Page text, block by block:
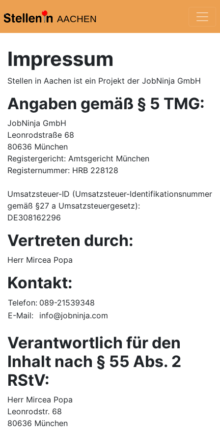
AACHEN
Impressum
Stellen in Aachen ist ein Projekt der JobNinja GmbH
Angaben gemäß § 5 TMG:
JobNinja GmbH
Leonrodstraße 68
80636 München
Registergericht: Amtsgericht München
Registernummer: HRB 228128
Umsatzsteuer-ID (Umsatzsteuer-Identifikationsnummer
gemäß §27 a Umsatzsteuergesetz):
DE308162296
Vertreten durch:
Herr Mircea Popa
Kontakt:
Telefon: 089-21539348
E-Mail:
info@jobninja.com
Verantwortlich für den
Inhalt nach § 55 Abs. 2
RStV:
Herr Mircea Popa
Leonrodstr. 68
80636 München